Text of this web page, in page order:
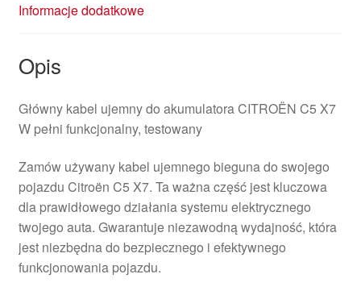
Informacje dodatkowe
Opis
Główny kabel ujemny do akumulatora CITROËN C5 X7
W pełni funkcjonalny, testowany
Zamów używany kabel ujemnego bieguna do swojego
pojazdu Citroën C5 X7. Ta ważna część jest kluczowa
dla prawidłowego działania systemu elektrycznego
twojego auta. Gwarantuje niezawodną wydajność, która
jest niezbędna do bezpiecznego i efektywnego
funkcjonowania pojazdu.